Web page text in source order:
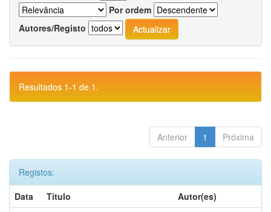
Por ordem
Autores/Registo
Resultados 1-1 de 1.
Anterior 1 Próxima
Registos:
Data
Título
Autor(es)